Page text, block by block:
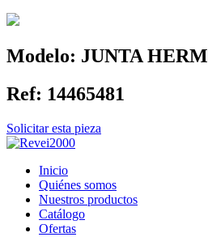
Modelo: JUNTA
Ref: 14465481
Solicitar esta pieza
Inicio
Quiénes somos
Nuestros productos
Catálogo
Ofertas